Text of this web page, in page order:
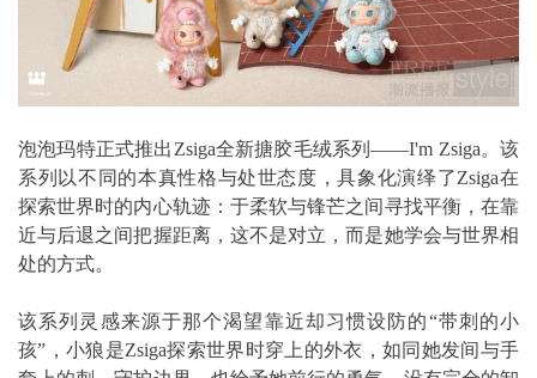
泡泡玛特正式推出Zsiga全新搪胶毛绒系列——I'm Zsiga。该
系列以不同的本真性格与处世态度，具象化演绎了Zsiga在
探索世界时的内心轨迹：于柔软与锋芒之间寻找平衡，在靠
近与后退之间把握距离，这不是对立，而是她学会与世界相
处的方式。
该系列灵感来源于那个渴望靠近却习惯设防的“带刺的小
孩”，小狼是Zsiga探索世界时穿上的外衣，如同她发间与手